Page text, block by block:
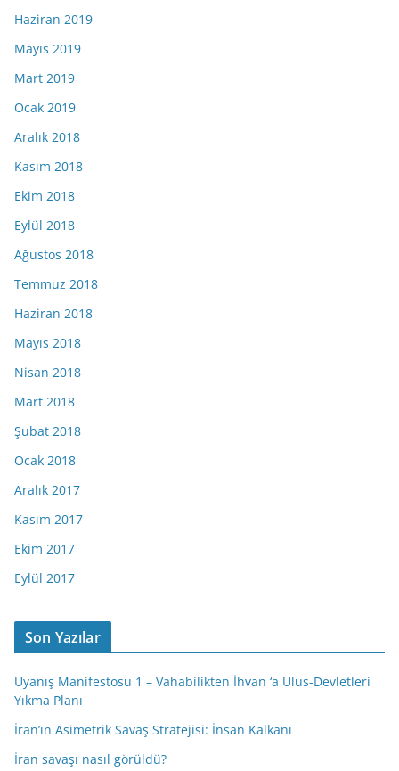
Haziran 2019
Mayıs 2019
Mart 2019
Ocak 2019
Aralık 2018
Kasım 2018
Ekim 2018
Eylül 2018
Ağustos 2018
Temmuz 2018
Haziran 2018
Mayıs 2018
Nisan 2018
Mart 2018
Şubat 2018
Ocak 2018
Aralık 2017
Kasım 2017
Ekim 2017
Eylül 2017
Son Yazılar
Uyanış Manifestosu 1 – Vahabilikten İhvan ‘a Ulus-Devletleri
Yıkma Planı
İran’ın Asimetrik Savaş Stratejisi: İnsan Kalkanı
İran savaşı nasıl görüldü?